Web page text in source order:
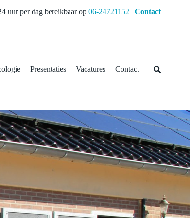
uur per dag bereikbaar op 06-24721152 | Contact
Presentaties Vacatures Contact